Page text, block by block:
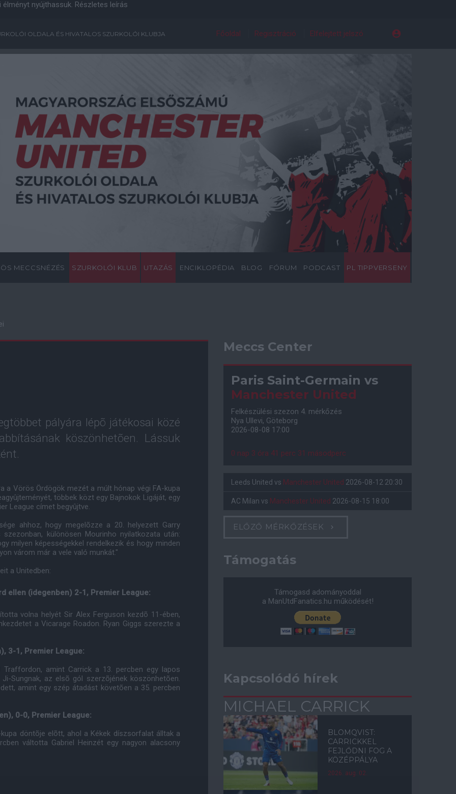
nyújthassuk. Részletes leírás
OLDALA ÉS HIVATALOS SZURKOLÓI KLUBJA Főoldal Regisztráció Elfelejtett jelszó
MECCSNÉZÉS SZURKOLÓI KLUB UTAZÁS ENCIKLOPÉDIA BLOG FÓRUM PODCAST PL TIPPVERSENY
pályára lépõ játékosai közé
köszönhetõen. Lássuk
a Vörös Ördögök mezét a múlt hónap végi FA-kupa
többek közt egy Bajnokok Ligáját, egy
League címet begyûjtve.
ahhoz, hogy megelõzze a 20. helyezett Garry
különösen Mourinho nyilatkozata után:
milyen képességekkel rendelkezik és hogy minden
várom már a vele való munkát."
a Unitedben:
ellen (idegenben) 2-1, Premier League:
volna helyét Sir Alex Ferguson kezdõ 11-ében,
a Vicarage Roadon. Ryan Giggs szerezte a
3-1, Premier League:
amint Carrick a 13. percben egy lapos
Sungnak, az elsõ gól szerzõjének köszönhetõen.
amint egy szép átadást követõen a 35. percben
0-0, Premier League:
döntõje elõtt, ahol a Kékek díszsorfalat álltak a
váltotta Gabriel Heinzét egy nagyon alacsony
Meccs Center
Paris Saint-Germain vs
Manchester United
Felkészülési szezon 4. mérkőzés
Nya Ullevi, Göteborg
2026-08-08 17:00
0 nap 3 óra 41 perc 30 másodperc
Leeds United vs Manchester United 2026-08-12 20:30
AC Milan vs Manchester United 2026-08-15 18:00
ELŐZŐ MÉRKŐZÉSEK
Támogatás
Támogasd adományoddal
a ManUtdFanatics.hu működését!
Kapcsolódó hírek
MICHAEL CARRICK
BLOMQVIST:
CARRICKKEL
FEJLŐDNI FOG A
KÖZÉPPÁLYA
2026. aug. 02.